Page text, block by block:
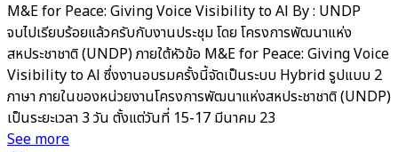
M&E for Peace: Giving Voice Visibility to Al By : UNDP
จบไปเรียบร้อยแล้วครับกับงานประชุม โดย โครงการพัฒนาแห่ง
สหประชาชาติ (UNDP) ภายใต้หัวข้อ M&E for Peace: Giving Voice
Visibility to Al ซึ่งงานอบรมครั้งนี้จัดเป็นระบบ Hybrid รูปแบบ 2
ภาษา ภายในของหน่วยงานโครงการพัฒนาแห่งสหประชาชาติ (UNDP)
เป็นระยะเวลา 3 วัน ตั้งแต่วันที่ 15-17 มีนาคม 23
See more